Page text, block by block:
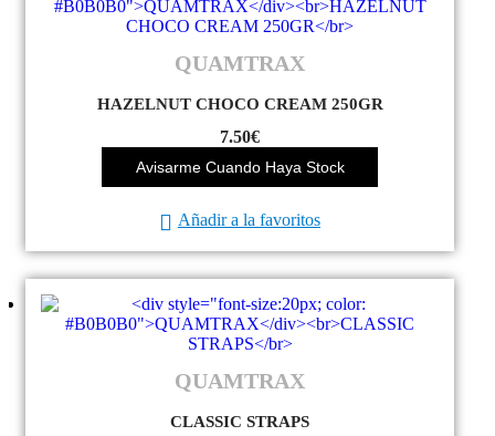
QUAMTRAX
HAZELNUT CHOCO CREAM 250GR
7.50€
Avisarme Cuando Haya Stock
Añadir a la favoritos
QUAMTRAX
CLASSIC STRAPS